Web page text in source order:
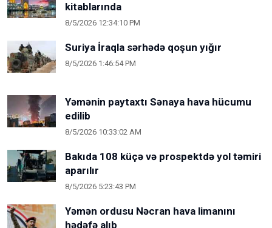
kitablarında
8/5/2026 12:34:10 PM
Suriya İraqla sərhədə qoşun yığır
8/5/2026 1:46:54 PM
Yəmənin paytaxtı Sənaya hava hücumu
edilib
8/5/2026 10:33:02 AM
Bakıda 108 küçə və prospektdə yol təmiri
aparılır
8/5/2026 5:23:43 PM
Yəmən ordusu Nəcran hava limanını
hədəfə alıb